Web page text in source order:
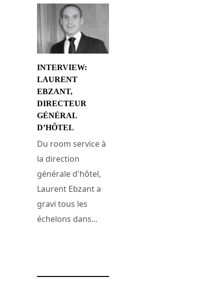
INTERVIEW:
LAURENT
EBZANT,
DIRECTEUR
GÉNÉRAL
D’HÔTEL
Du room service à
la direction
générale d'hôtel,
Laurent Ebzant a
gravi tous les
échelons dans...